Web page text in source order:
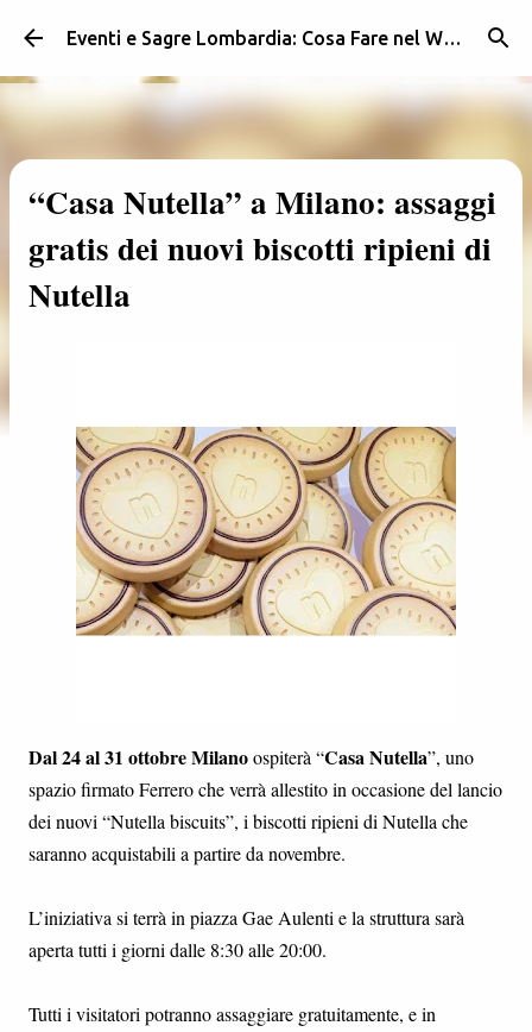
Passa ai contenuti principali Eventi e Sagre Lombardia: Cosa Fare nel Weekend | Weekendidea
“Casa Nutella” a Milano: assaggi
gratis dei nuovi biscotti ripieni di
Nutella
Dal 24 al 31 ottobreMilanoospiterà “Casa Nutella”, uno
spazio firmato Ferrero che verrà allestito in occasione del lancio
dei nuovi “Nutella biscuits”, i biscotti ripieni di Nutella che
saranno acquistabili a partire da novembre.
L’iniziativa si terrà in piazza Gae Aulenti e la struttura sarà
aperta tutti i giorni dalle 8:30 alle 20:00.
Tutti i visitatori potranno assaggiare gratuitamente, e in